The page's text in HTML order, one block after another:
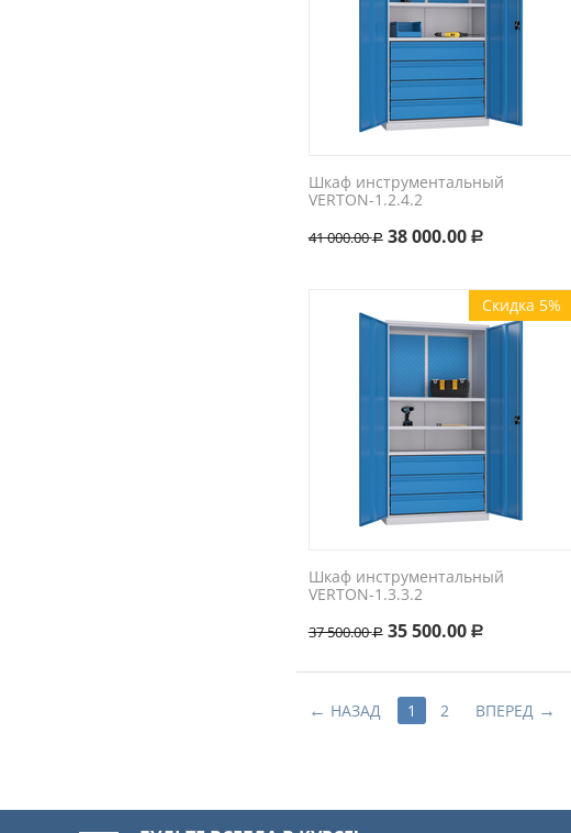
Шкаф инструментальный
VERTON-1.2.4.2
41 000.00 Р 38 000.00 Р
Скидка 5%
Шкаф инструментальный
VERTON-1.3.3.2
37 500.00 Р 35 500.00 Р
НАЗАД 1 2 ВПЕРЕД